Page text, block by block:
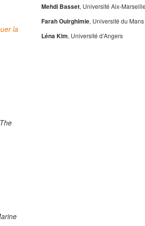
la
Mehdi Basset, Université Aix-Marseille
Farah Ouirghimie, Université du Mans
Léna Kim, Université d’Angers